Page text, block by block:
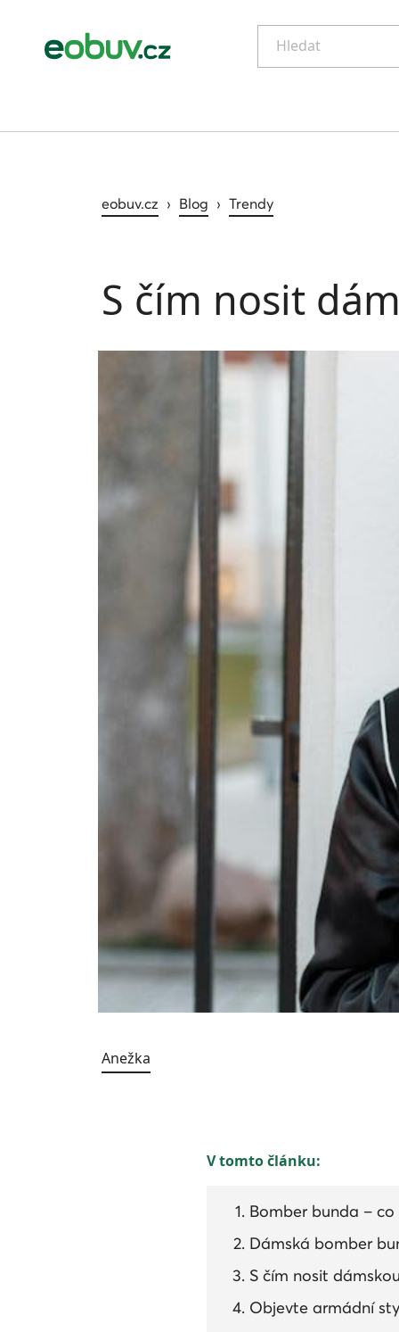
Hledat
eobuv.cz › Blog › Trendy
S čím nosit
Anežka
V tomto článku:
Bomber bunda – co
Dámská bomber
S čím nosit
Objevte armádní